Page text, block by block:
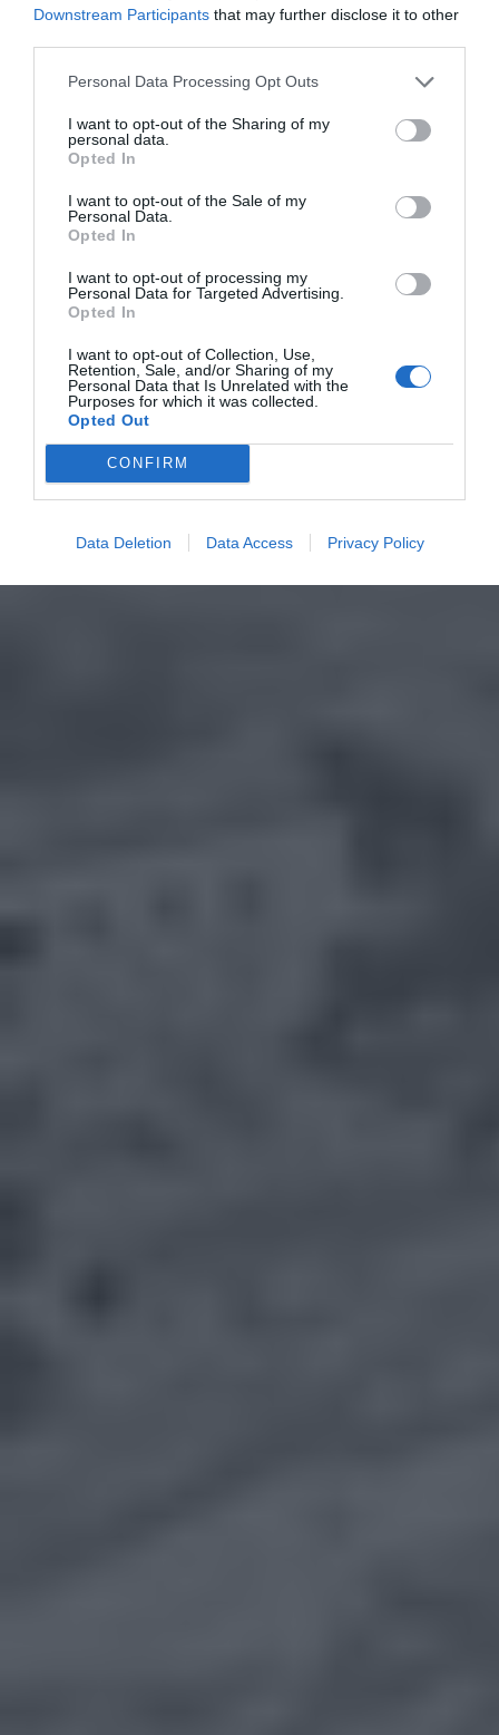
Downstream Participants that may further disclose it to other
Personal Data Processing Opt Outs
I want to opt-out of the Sharing of my
personal data.
Opted In
I want to opt-out of the Sale of my
Personal Data.
Opted In
I want to opt-out of processing my
Personal Data for Targeted Advertising.
Opted In
I want to opt-out of Collection, Use,
Retention, Sale, and/or Sharing of my
Personal Data that Is Unrelated with the
Purposes for which it was collected.
Opted Out
CONFIRM
Data Deletion Data Access Privacy Policy